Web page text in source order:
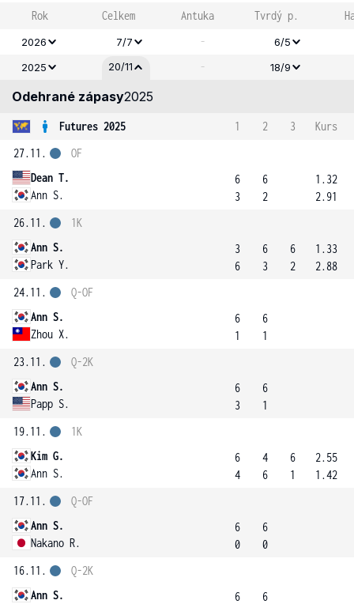
Rok Celkem Antuka Tvrdý p.
2026 7/7 -
6/5
2025
20/11 - 18/9
Odehrané zápasy2025
Futures 2025 1 2 3
Kurs
27.11.
Dean T.
Ann S.
OF
6
3
6
2
1.32
2.91
26.11.
Ann S.
Park Y.
1K
3
6
6
3
6
2
1.33
2.88
24.11.
Ann S.
Zhou X.
Q-OF
6
1
6
1
23.11.
Ann S.
Papp S.
Q-2K
6
3
6
1
19.11.
Kim G.
Ann S.
1K
6
4
4
6
6
1
2.55
1.42
17.11.
Ann S.
Nakano R.
Q-OF
6
0
6
0
16.11.
Ann S.
Q-2K
6
6